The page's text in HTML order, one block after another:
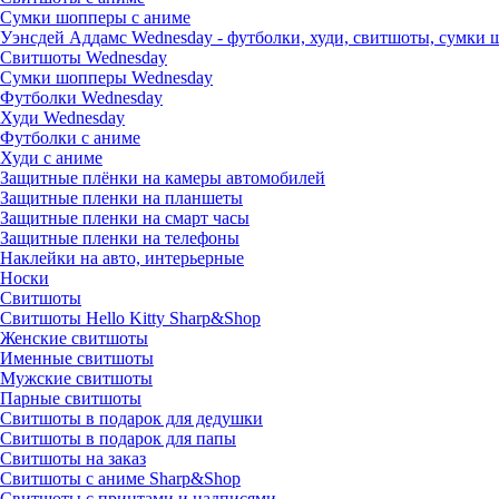
Сумки шопперы с аниме
Уэнсдей Аддамс Wednesday - футболки, худи, свитшоты, сумки
Свитшоты Wednesday
Сумки шопперы Wednesday
Футболки Wednesday
Худи Wednesday
Футболки с аниме
Худи с аниме
Защитные плёнки на камеры автомобилей
Защитные пленки на планшеты
Защитные пленки на смарт часы
Защитные пленки на телефоны
Наклейки на авто, интерьерные
Носки
Свитшоты
Cвитшоты Hello Kitty Sharp&Shop
Женские свитшоты
Именные свитшоты
Мужские свитшоты
Парные свитшоты
Свитшоты в подарок для дедушки
Свитшоты в подарок для папы
Свитшоты на заказ
Свитшоты с аниме Sharp&Shop